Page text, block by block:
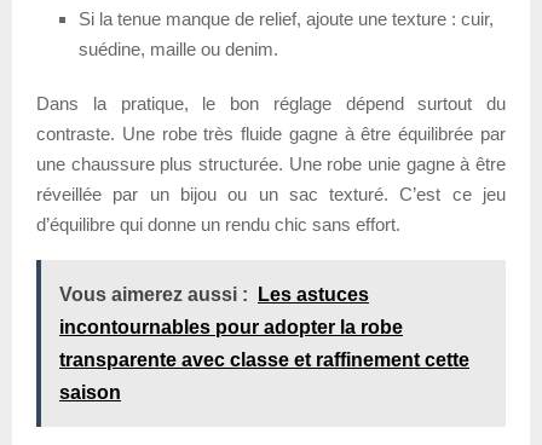
Si la tenue manque de relief, ajoute une texture : cuir,
suédine, maille ou denim.
Dans la pratique, le bon réglage dépend surtout du
contraste. Une robe très fluide gagne à être équilibrée par
une chaussure plus structurée. Une robe unie gagne à être
réveillée par un bijou ou un sac texturé. C’est ce jeu
d’équilibre qui donne un rendu chic sans effort.
Vous aimerez aussi :
Les astuces
incontournables pour adopter la robe
transparente avec classe et raffinement cette
saison